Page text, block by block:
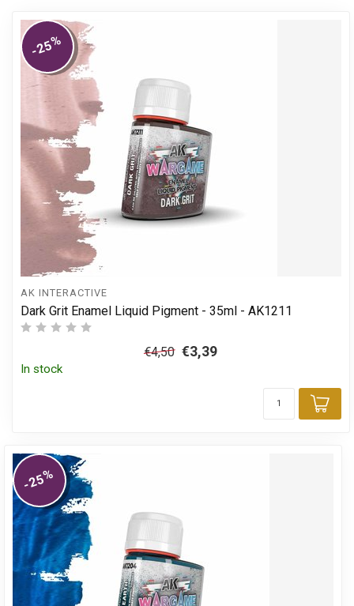
-25%
AK INTERACTIVE
Dark Grit Enamel Liquid Pigment - 35ml - AK1211
€4,50 €3,39
In stock
-25%